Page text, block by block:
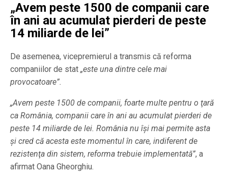
„Avem peste 1500 de companii care
în ani au acumulat pierderi de peste
14 miliarde de lei”
De asemenea, vicepremierul a transmis că reforma
companiilor de stat „este una dintre cele mai
provocatoare”.
„Avem peste 1500 de companii, foarte multe pentru o ţară
ca România, companii care în ani au acumulat pierderi de
peste 14 miliarde de lei. România nu îşi mai permite asta
şi cred că acesta este momentul în care, indiferent de
rezistenţa din sistem, reforma trebuie implementată”, a
afirmat Oana Gheorghiu.